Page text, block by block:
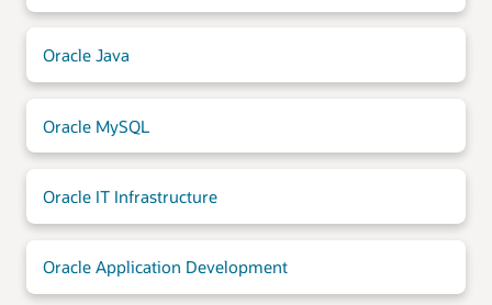
Oracle Java
Oracle MySQL
Oracle IT Infrastructure
Oracle Application Development